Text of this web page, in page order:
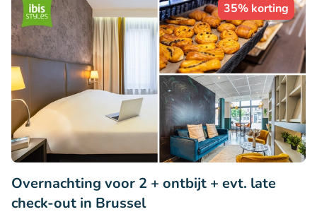
35% korting
Overnachting voor 2 + ontbijt + evt. late
check-out in Brussel